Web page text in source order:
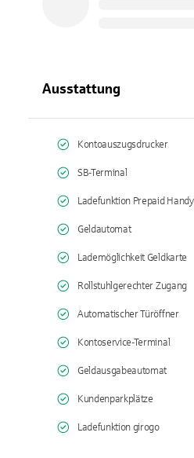
Ausstattung
Kontoauszugsdrucker
SB-Terminal
Ladefunktion Prepaid Handy
Geldautomat
Lademöglichkeit Geldkarte
Rollstuhlgerechter Zugang
Automatischer Türöffner
Kontoservice-Terminal
Geldausgabeautomat
Kundenparkplätze
Ladefunktion girogo